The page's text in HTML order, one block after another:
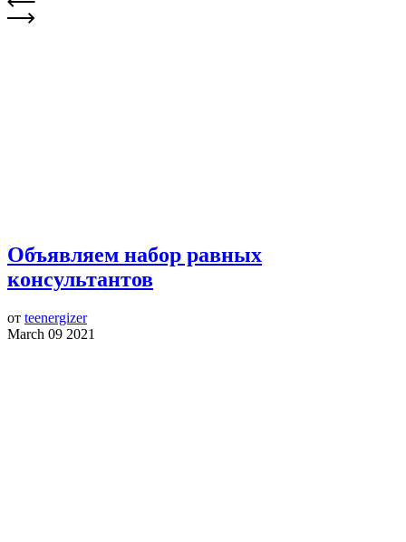
Объявляем набор равных
консультантов
от teenergizer
March 09 2021